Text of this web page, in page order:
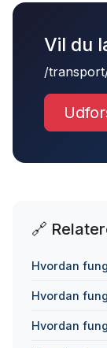
Vil du
/
🔗
Hvordan
Hvordan
Hvordan